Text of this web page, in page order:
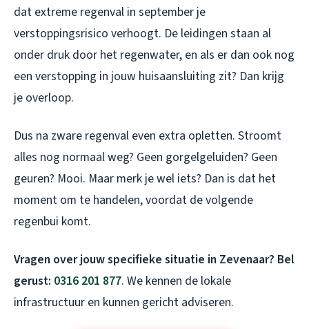
dat extreme regenval in september je
verstoppingsrisico verhoogt. De leidingen staan al
onder druk door het regenwater, en als er dan ook nog
een verstopping in jouw huisaansluiting zit? Dan krijg
je overloop.
Dus na zware regenval even extra opletten. Stroomt
alles nog normaal weg? Geen gorgelgeluiden? Geen
geuren? Mooi. Maar merk je wel iets? Dan is dat het
moment om te handelen, voordat de volgende
regenbui komt.
Vragen over jouw specifieke situatie in Zevenaar? Bel
gerust: 0316 201 877. We kennen de lokale
infrastructuur en kunnen gericht adviseren.